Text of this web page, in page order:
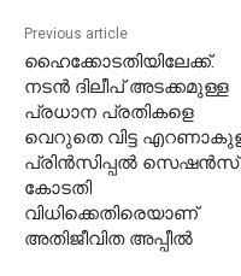
Previous article
ഹൈക്കോടതിയിലേക്ക്.
നടൻ ദിലീപ് അടക്കമുള്ള
പ്രധാന പ്രതികളെ
വെറുതെ വിട്ട
പ്രിൻസിപ്പൽ സെഷൻസ്
കോടതി
വിധിക്കെതിരെയാണ്
അതിജീവിത അപ്പീൽ